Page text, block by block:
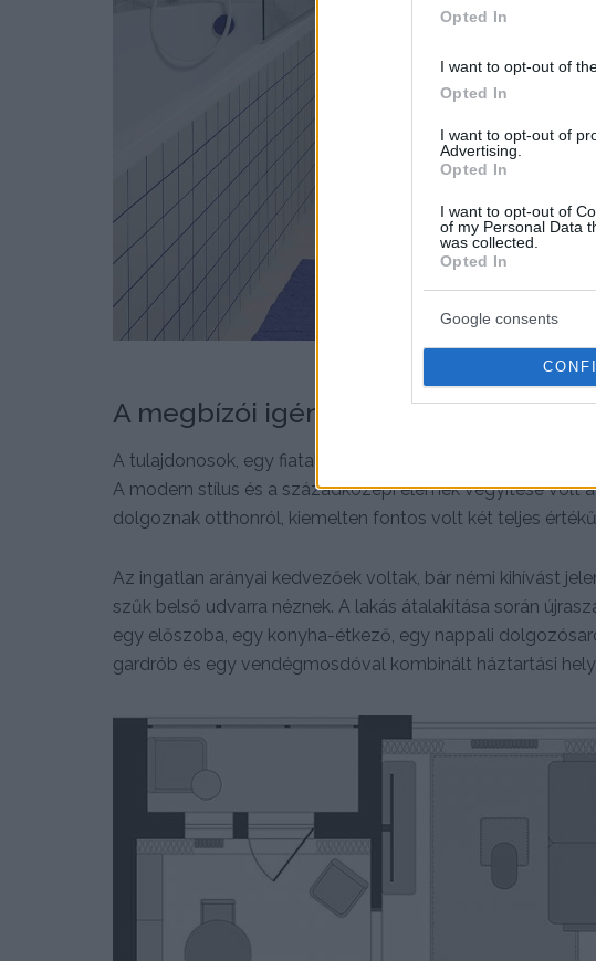
Opted In
I want to opt-out of
Opted In
I want to opt-out of
Advertising.
Opted In
I want to opt-out of
of my Personal Data
was collected.
Opted In
Google consents
A megbízói igények, térszervezés és
A tulajdonosok, egy fiatal házaspár, konkrét
A modern stílus és a századközepi elemek vegyítése volt
dolgoznak otthonról, kiemelten fontos volt két teljes
Az ingatlan arányai kedvezőek voltak, bár némi kihívást
szűk belső udvarra néznek. A lakás átalakítása során
egy előszoba, egy konyha-étkező, egy nappali
gardrób és egy vendégmosdóval kombinált háztartási